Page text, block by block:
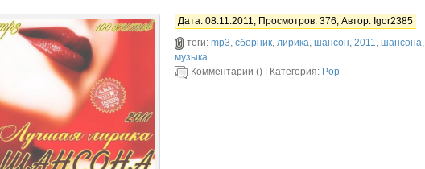
Дата: 08.11.2011, Просмотров: 376, Автор: Igor2385
теги: mp3, сборник, лирика, шансон, 2011, шансона,
музыка
Комментарии () | Категория: Pop